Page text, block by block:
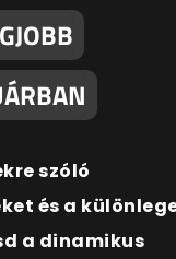
szóló
és a
a dinamikus